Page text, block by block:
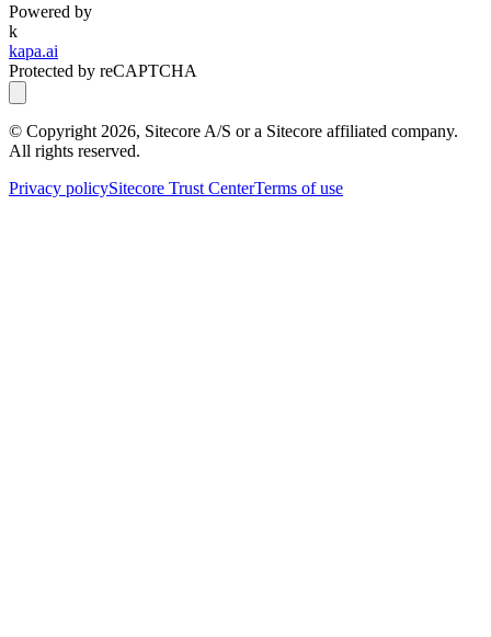
Powered by
k
kapa.ai
Protected by reCAPTCHA
© Copyright 2026, Sitecore A/S or a Sitecore affiliated company.
All rights reserved.
Privacy policySitecore Trust CenterTerms of use